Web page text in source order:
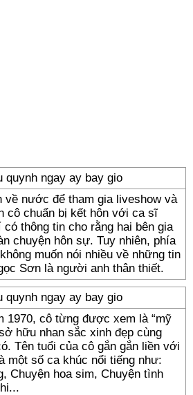
về nước để tham gia liveshow và
cô chuẩn bị kết hôn với ca sĩ
thông tin cho rằng hai bên gia
chuyện hôn sự. Tuy nhiên, phía
muốn nói nhiều về những tin
Sơn là người anh thân thiết.
1970, cô từng được xem là “mỹ
hữu nhan sắc xinh đẹp cùng
Tên tuổi của cô gắn gắn liền với
một số ca khúc nổi tiếng như:
Chuyện hoa sim, Chuyện tình